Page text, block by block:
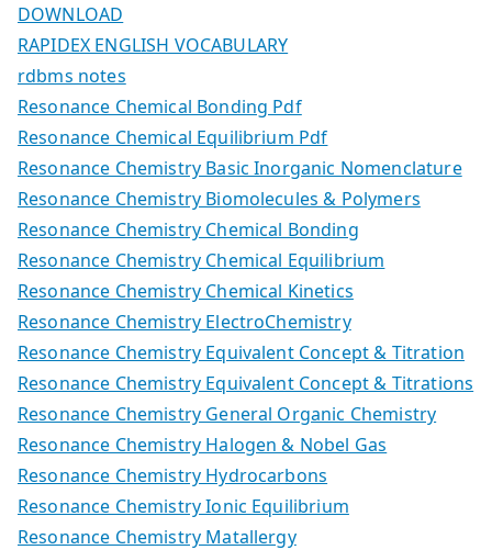
DOWNLOAD
RAPIDEX ENGLISH VOCABULARY
rdbms notes
Resonance Chemical Bonding Pdf
Resonance Chemical Equilibrium Pdf
Resonance Chemistry Basic Inorganic Nomenclature
Resonance Chemistry Biomolecules & Polymers
Resonance Chemistry Chemical Bonding
Resonance Chemistry Chemical Equilibrium
Resonance Chemistry Chemical Kinetics
Resonance Chemistry ElectroChemistry
Resonance Chemistry Equivalent Concept & Titration
Resonance Chemistry Equivalent Concept & Titrations
Resonance Chemistry General Organic Chemistry
Resonance Chemistry Halogen & Nobel Gas
Resonance Chemistry Hydrocarbons
Resonance Chemistry Ionic Equilibrium
Resonance Chemistry Matallergy